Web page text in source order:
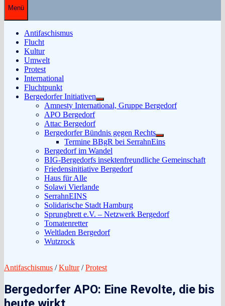
Menü
Antifaschismus
Flucht
Kultur
Umwelt
Protest
International
Fluchtpunkt
Bergedorfer Initiativen
Untermenü
anzeigen
Amnesty International, Gruppe Bergedorf
APO Bergedorf
Attac Bergedorf
Bergedorfer Bündnis gegen Rechts
Untermenü
anzeigen
Termine BBgR bei SerrahnEins
Bergedorf im Wandel
BIG-Bergedorfs insektenfreundliche Gemeinschaft
Friedensinitiative Bergedorf
Haus für Alle
Solawi Vierlande
SerrahnEINS
Solidarische Stadt Hamburg
Sprungbrett e.V. – Netzwerk Bergedorf
Tomatenretter
Weltladen Bergedorf
Wutzrock
Antifaschismus /Kultur/Protest
Bergedorfer APO: Eine Revolte, die bis